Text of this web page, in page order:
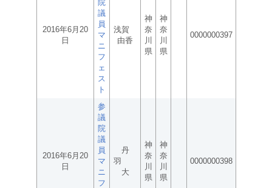
2016年6月20
日
院
議
員
マ
ニ
フ
ェ
ス
ト
浅賀
由香
神
奈
川
県
神
奈
川
県
0000000397
2016年6月20
日
参
議
院
議
員
マ
ニ
フ
丹
羽
大
神
奈
川
県
神
奈
川
県
0000000398